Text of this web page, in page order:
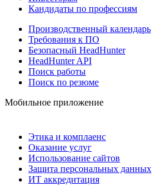
Кандидаты по профессиям
Производственный календарь
Требования к ПО
Безопасный HeadHunter
HeadHunter API
Поиск работы
Поиск по резюме
Мобильное приложение
Этика и комплаенс
Оказание услуг
Использование сайтов
Защита персональных данных
ИТ аккредитация